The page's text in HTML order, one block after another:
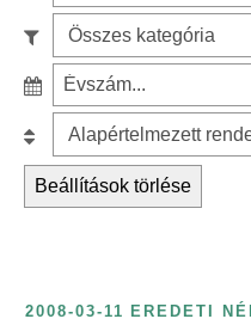
e
c
f
o
z
é
s
z
é
v
e
s
Beállítások törlése
2008-03-11 EREDETI